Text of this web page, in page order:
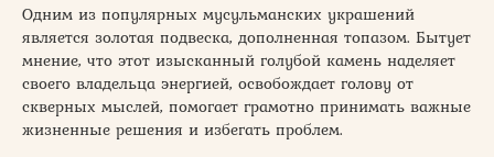
Одним из популярных мусульманских украшений
является золотая подвеска, дополненная топазом. Бытует
мнение, что этот изысканный голубой камень наделяет
своего владельца энергией, освобождает голову от
скверных мыслей, помогает грамотно принимать важные
жизненные решения и избегать проблем.